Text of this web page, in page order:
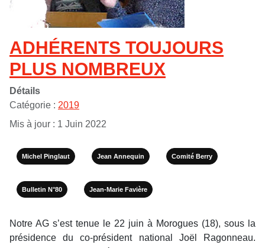
ADHÉRENTS TOUJOURS
PLUS NOMBREUX
Détails
Catégorie : 2019
Mis à jour : 1 Juin 2022
Michel Pinglaut Jean Annequin Comité Berry
Bulletin N°80 Jean-Marie Favière
Notre AG s’est tenue le 22 juin à Morogues (18), sous la
présidence du co-président national Joël Ragonneau.